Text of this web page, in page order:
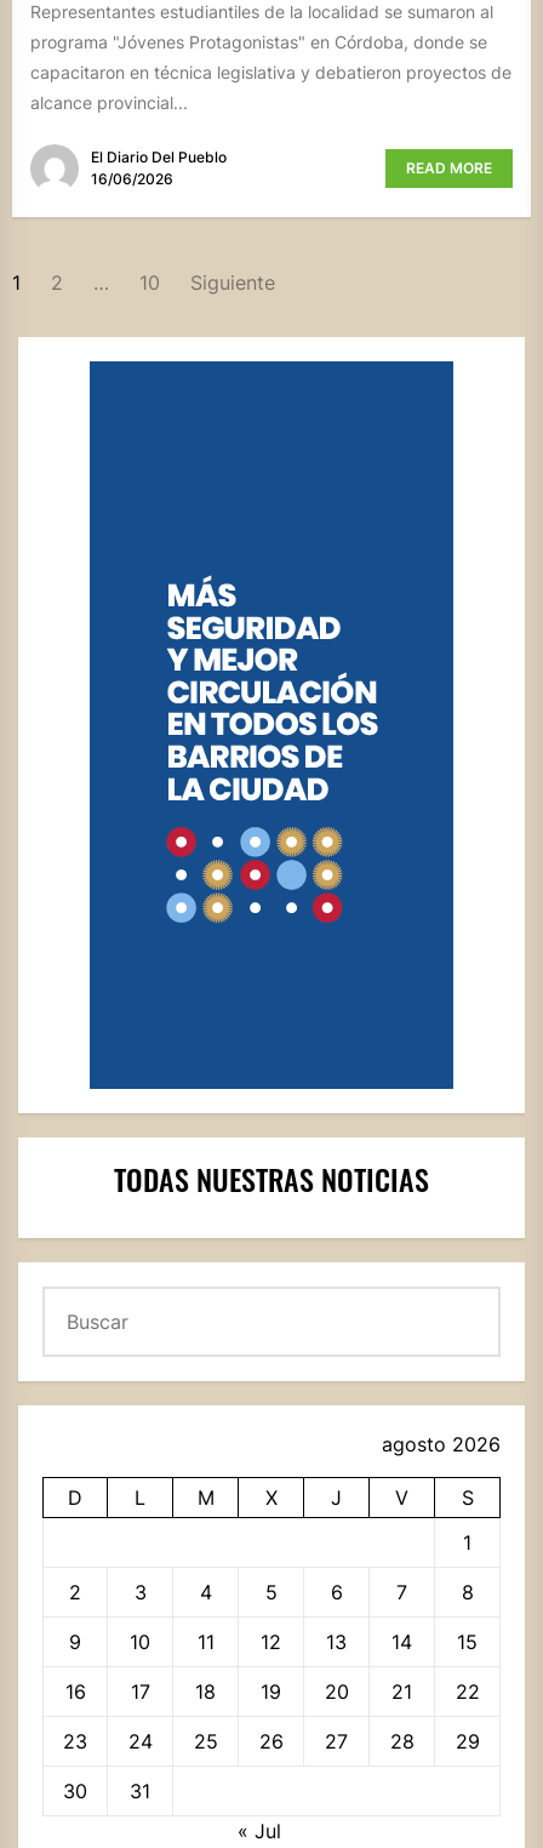
Representantes estudiantiles de la localidad se sumaron al
programa "Jóvenes Protagonistas" en Córdoba, donde se
capacitaron en técnica legislativa y debatieron proyectos de
alcance provincial...
El Diario Del Pueblo
16/06/2026
READ MORE
PAGINACIÓN
ENTRADAS
1 2 … 10 Siguiente
TODAS NUESTRAS NOTICIAS
agosto 2026
D L M X J V
S
1
2 3 4 5 6 7 8
9 10 11 12 13 14 15
16 17 18 19 20 21 22
23 24 25 26 27 28 29
30
31
« Jul